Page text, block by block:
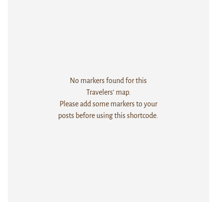
No markers found for this
Travelers' map.
Please add some markers to your
posts before using this shortcode.